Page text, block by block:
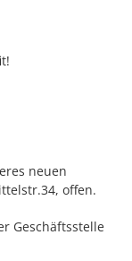
neuen
offen.
Geschäftsstelle